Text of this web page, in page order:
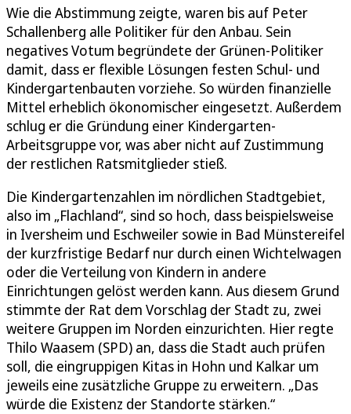
Wie die Abstimmung zeigte, waren bis auf Peter
Schallenberg alle Politiker für den Anbau. Sein
negatives Votum begründete der Grünen-Politiker
damit, dass er flexible Lösungen festen Schul- und
Kindergartenbauten vorziehe. So würden finanzielle
Mittel erheblich ökonomischer eingesetzt. Außerdem
schlug er die Gründung einer Kindergarten-
Arbeitsgruppe vor, was aber nicht auf Zustimmung
der restlichen Ratsmitglieder stieß.
Die Kindergartenzahlen im nördlichen Stadtgebiet,
also im „Flachland“, sind so hoch, dass beispielsweise
in Iversheim und Eschweiler sowie in Bad Münstereifel
der kurzfristige Bedarf nur durch einen Wichtelwagen
oder die Verteilung von Kindern in andere
Einrichtungen gelöst werden kann. Aus diesem Grund
stimmte der Rat dem Vorschlag der Stadt zu, zwei
weitere Gruppen im Norden einzurichten. Hier regte
Thilo Waasem (SPD) an, dass die Stadt auch prüfen
soll, die eingruppigen Kitas in Hohn und Kalkar um
jeweils eine zusätzliche Gruppe zu erweitern. „Das
würde die Existenz der Standorte stärken.“